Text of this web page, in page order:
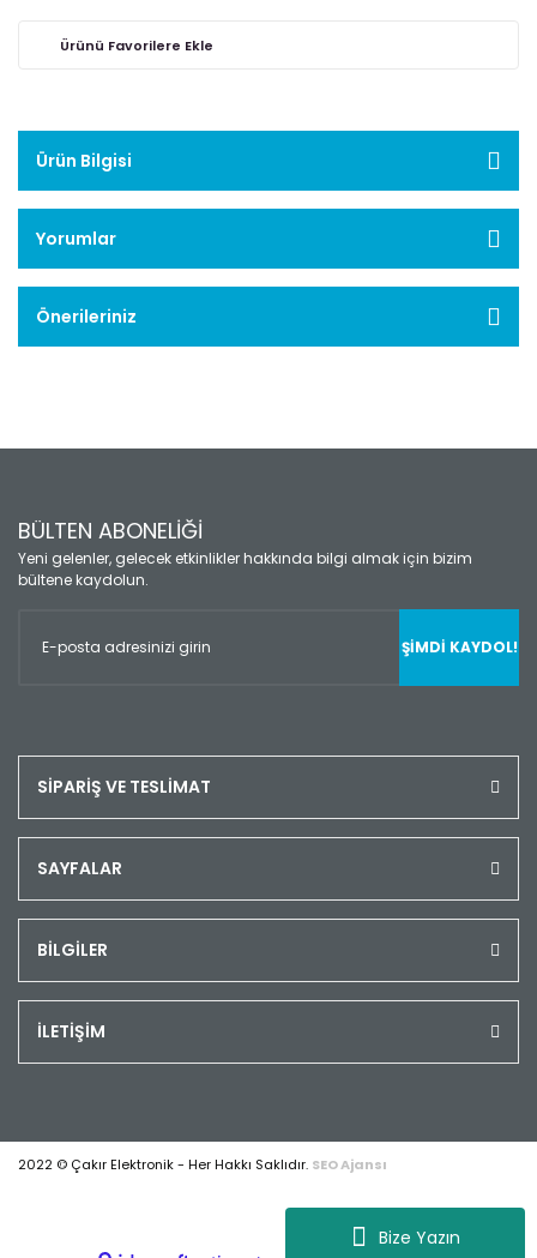
Bize Yazın
Ürün Bilgisi
Yorumlar
Önerileriniz
BÜLTEN ABONELİĞİ
Yeni gelenler, gelecek etkinlikler hakkında bilgi almak için bizim
bültene kaydolun.
ŞİMDİ KAYDOL!
SİPARİŞ VE TESLİMAT
SAYFALAR
BİLGİLER
İLETİŞİM
2022 © Çakır Elektronik - Her Hakkı Saklıdır. SEO Ajansı